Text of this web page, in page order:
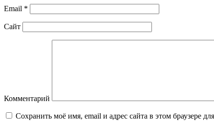
Email *
Сайт
Комментарий
Сохранить моё имя, email и адрес сайта в этом браузере